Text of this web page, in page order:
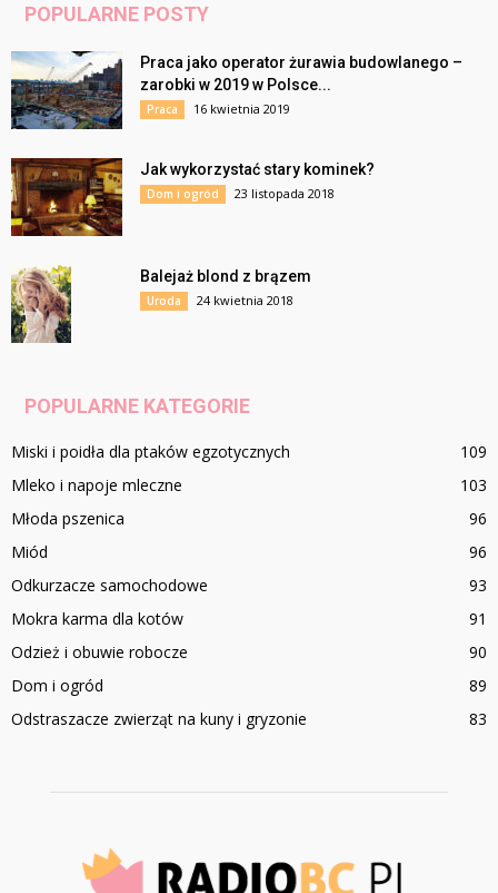
POPULARNE POSTY
Praca jako operator żurawia budowlanego –
zarobki w 2019 w Polsce...
Praca 16 kwietnia 2019
Jak wykorzystać stary kominek?
Dom i ogród 23 listopada 2018
Balejaż blond z brązem
Uroda 24 kwietnia 2018
POPULARNE KATEGORIE
Miski i poidła dla ptaków egzotycznych
109
Mleko i napoje mleczne
103
Młoda pszenica
96
Miód
96
Odkurzacze samochodowe
93
Mokra karma dla kotów
91
Odzież i obuwie robocze
90
Dom i ogród
89
Odstraszacze zwierząt na kuny i gryzonie
83